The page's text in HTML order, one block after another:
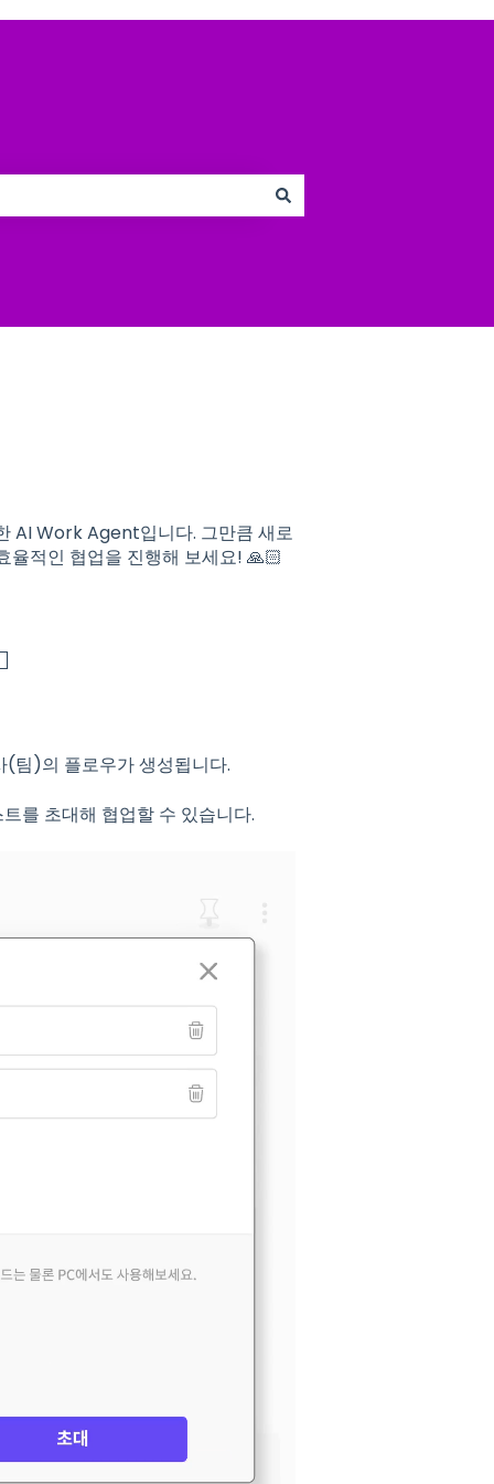
AI Work Agent입니다. 그만큼 새로
율적인 협업을 진행해 보세요! 🙏🏻
팀)의 플로우가 생성됩니다.
를 초대해 협업할 수 있습니다.